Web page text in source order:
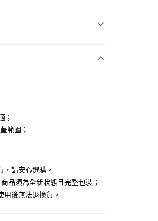
運費
；
範圍；
，請安心選購。
品須為全新狀態且完整包裝；
用後無法退換貨。